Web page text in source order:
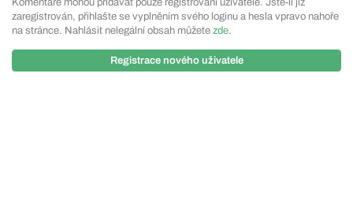
Komentáře mohou přidávat pouze registrovaní uživatelé. Jste-li již
zaregistrován, přihlašte se vyplněním svého loginu a hesla vpravo nahoře
na stránce. Nahlásit nelegální obsah můžete zde.
Registrace nového uživatele